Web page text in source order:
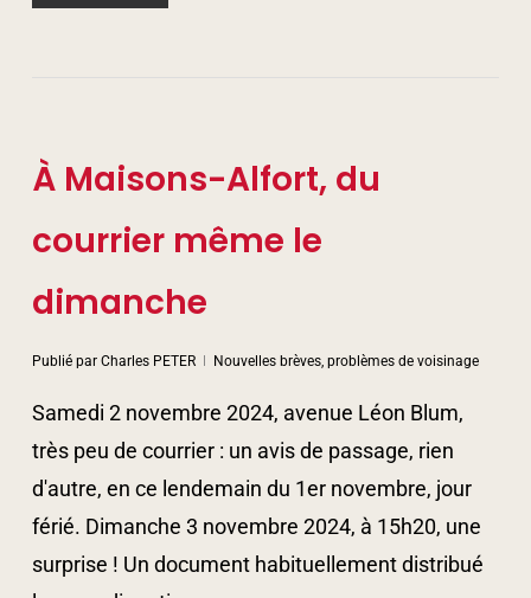
À Maisons-Alfort, du
courrier même le
dimanche
Publié par Charles PETER Nouvelles brèves, problèmes de voisinage
Samedi 2 novembre 2024, avenue Léon Blum,
très peu de courrier : un avis de passage, rien
d'autre, en ce lendemain du 1er novembre, jour
férié. Dimanche 3 novembre 2024, à 15h20, une
surprise ! Un document habituellement distribué